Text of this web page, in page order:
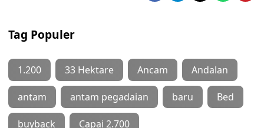
Tag Populer
1.200 33 Hektare Ancam Andalan
antam antam pegadaian baru Bed
buyback Capai 2.700